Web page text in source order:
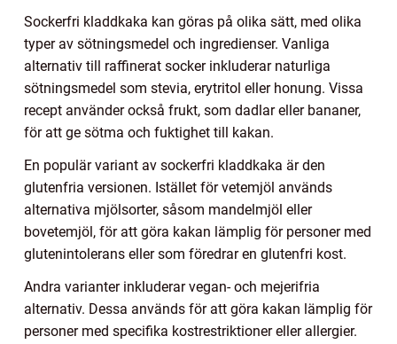
Sockerfri kladdkaka kan göras på olika sätt, med olika
typer av sötningsmedel och ingredienser. Vanliga
alternativ till raffinerat socker inkluderar naturliga
sötningsmedel som stevia, erytritol eller honung. Vissa
recept använder också frukt, som dadlar eller bananer,
för att ge sötma och fuktighet till kakan.
En populär variant av sockerfri kladdkaka är den
glutenfria versionen. Istället för vetemjöl används
alternativa mjölsorter, såsom mandelmjöl eller
bovetemjöl, för att göra kakan lämplig för personer med
glutenintolerans eller som föredrar en glutenfri kost.
Andra varianter inkluderar vegan- och mejerifria
alternativ. Dessa används för att göra kakan lämplig för
personer med specifika kostrestriktioner eller allergier.